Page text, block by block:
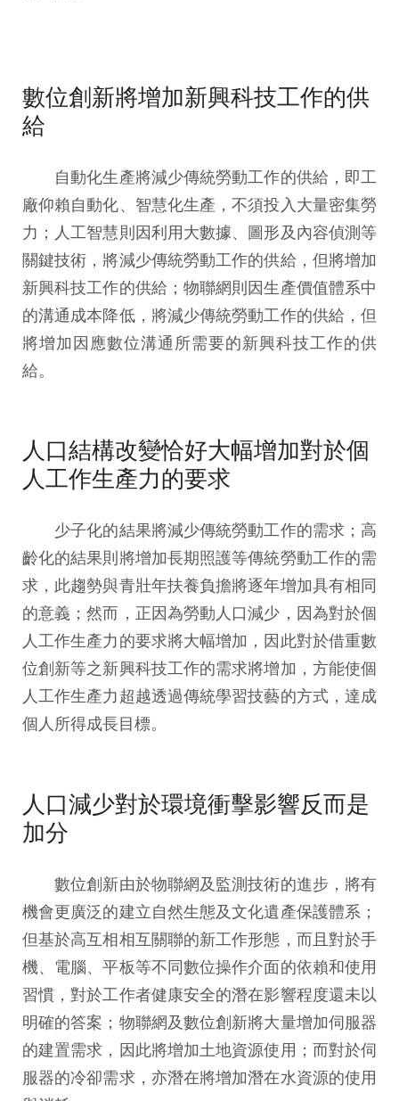
數位創新將增加新興科技工作的供
給
自動化生產將減少傳統勞動工作的供給，即工
廠仰賴自動化、智慧化生產，不須投入大量密集勞
力；人工智慧則因利用大數據、圖形及內容偵測等
關鍵技術，將減少傳統勞動工作的供給，但將增加
新興科技工作的供給；物聯網則因生產價值體系中
的溝通成本降低，將減少傳統勞動工作的供給，但
將增加因應數位溝通所需要的新興科技工作的供
給。
人口結構改變恰好大幅增加對於個
人工作生產力的要求
少子化的結果將減少傳統勞動工作的需求；高
齡化的結果則將增加長期照護等傳統勞動工作的需
求，此趨勢與青壯年扶養負擔將逐年增加具有相同
的意義；然而，正因為勞動人口減少，因為對於個
人工作生產力的要求將大幅增加，因此對於借重數
位創新等之新興科技工作的需求將增加，方能使個
人工作生產力超越透過傳統學習技藝的方式，達成
個人所得成長目標。
人口減少對於環境衝擊影響反而是
加分
數位創新由於物聯網及監測技術的進步，將有
機會更廣泛的建立自然生態及文化遺產保護體系；
但基於高互相相互關聯的新工作形態，而且對於手
機、電腦、平板等不同數位操作介面的依賴和使用
習慣，對於工作者健康安全的潛在影響程度還未以
明確的答案；物聯網及數位創新將大量增加伺服器
的建置需求，因此將增加土地資源使用；而對於伺
服器的冷卻需求，亦潛在將增加潛在水資源的使用